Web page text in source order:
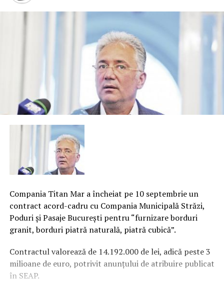
Compania Titan Mar a încheiat pe 10 septembrie un
contract acord-cadru cu Compania Municipală Străzi,
Poduri şi Pasaje Bucureşti pentru “furnizare borduri
granit, borduri piatră naturală, piatră cubică”.
Contractul valorează de 14.192.000 de lei, adică peste 3
milioane de euro, potrivit anunţului de atribuire publicat
în SEAP.